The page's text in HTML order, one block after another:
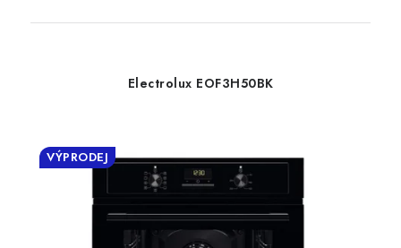
Electrolux EOF3H50BK
VÝPRODEJ